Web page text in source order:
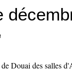
Douai des salles